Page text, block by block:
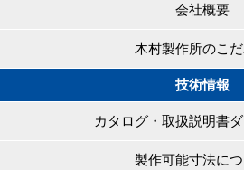
会社概要
木村製作所のこ
技術情報
カタログ・取扱説明書
製作可能寸法に